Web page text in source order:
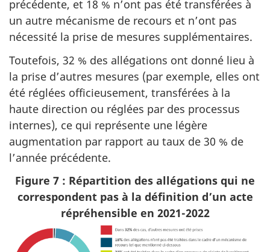
précédente, et 18 % n’ont pas été transférées à
un autre mécanisme de recours et n’ont pas
nécessité la prise de mesures supplémentaires.
Toutefois, 32 % des allégations ont donné lieu à
la prise d’autres mesures (par exemple, elles ont
été réglées officieusement, transférées à la
haute direction ou réglées par des processus
internes), ce qui représente une légère
augmentation par rapport au taux de 30 % de
l’année précédente.
Figure 7 : Répartition des allégations qui ne
correspondent pas à la définition d’un acte
répréhensible en 2021-2022